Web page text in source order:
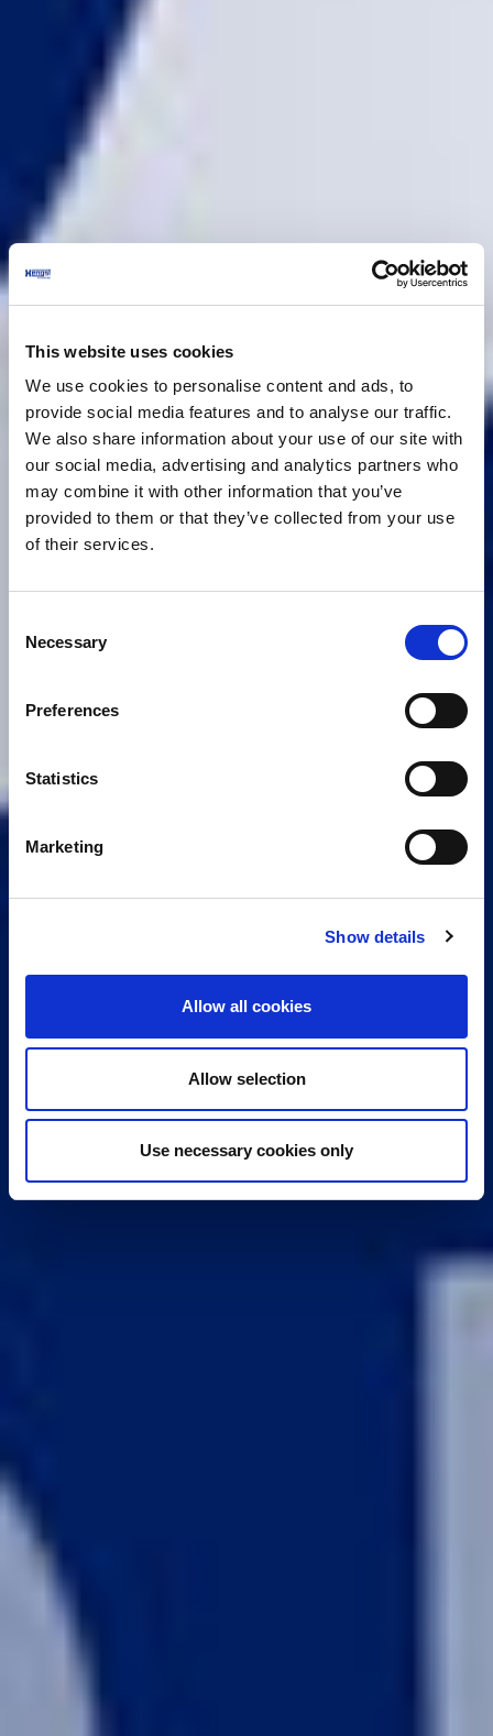
This website uses cookies
We use cookies to personalise content and ads, to
provide social media features and to analyse our traffic.
We also share information about your use of our site with
our social media, advertising and analytics partners who
may combine it with other information that you’ve
provided to them or that they’ve collected from your use
of their services.
Selection
Necessary
Preferences
Statistics
Marketing
Show details
Allow all cookies
Allow selection
Use necessary cookies only